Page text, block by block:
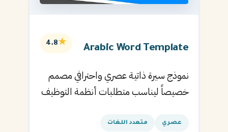
Arabic Word Template
★
4.8
نموذج سيرة ذاتية عصري واحترافي مصمم
خصيصاً ليناسب متطلبات أنظمة التوظيف
القادمة.
عصري متعدد اللغات